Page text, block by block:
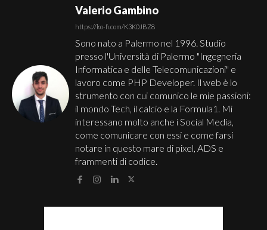
Valerio Gambino
https://ko-fi.com/K3K0JBZ8
Sono nato a Palermo nel 1996. Studio
presso l'Università di Palermo "Ingegneria
Informatica e delle Telecomunicazioni" e
lavoro come PHP Developer. Il web è lo
strumento con cui comunico le mie passioni:
il mondo Tech, il calcio e la Formula1. Mi
interessano molto anche i Social Media,
come comunicare con essi e come farsi
notare in questo mare di pixel, ADS e
frammenti di codice.